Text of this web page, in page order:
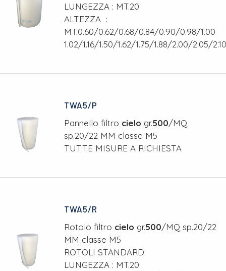
LUNGEZZA : MT.20
ALTEZZA :
MT.0.60/0.62/0.68/0.84/0.90/0.98/1.00
1.02/1.16/1.50/1.62/1.75/1.88/2.00/2.05/
TWA5/P
Pannello filtro cielo gr.500/MQ
sp.20/22 MM classe M5
TUTTE MISURE A RICHIESTA
TWA5/R
Rotolo filtro cielo gr.500/MQ sp.20/22
MM classe M5
ROTOLI STANDARD:
LUNGEZZA : MT.20